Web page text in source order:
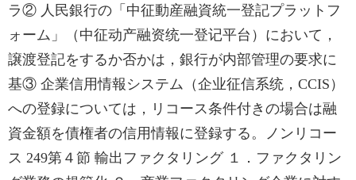
ラ② 人民銀行の「中征動産融資統一登記プラットフ
ォーム」（中征动产融资统一登记平台）において，
譲渡登記をするか否かは，銀行が内部管理の要求に
基③ 企業信用情報システム（企业征信系统，CCIS）
への登録については，リコース条件付きの場合は融
資金額を債権者の信用情報に登録する。ノンリコー
ス 249第４節 輸出ファクタリング １．ファクタリン